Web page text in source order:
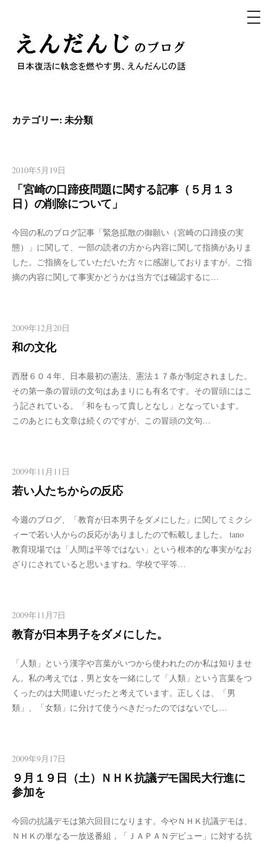
ン
テ
へ
メ
ニ
カテゴリー: 未分類
2010年5月19日
「宮崎の口蹄疫問題に関する記事（５月１３
日）の削除について」
今回の私のブログ記事「緊急拡散の御願い（宮崎の口蹄疫の実
態）」に関して、一部の読者の方から内容に関して指摘がありま
した。ご指摘をしていただいた方々に感謝しておりますが、ご指
摘の内容に関して事実かどうかは当方では確認するに…
2009年12月20日
和の文化
西暦６０４年、日本最初の憲法、憲法１７条が制定されました。
その第一条の冒頭の文句はあまりにも有名です。その冒頭にはこ
う記されている。「和をもって貴しとなし」となっています。
このあとにも文章は続くのですが、この冒頭の文句…
2009年11月11日
若い人たちからの反応
今週のブログ、「教育が日本男子をダメにした」に関してミクシ
ィーで若い人からの反応がありましたので転載しました。 tano
教育現場では「人間は平等ではない」という根本的な事実がなお
ざりにされていると思いますね。学校で平等…
2009年11月7日
教育が日本男子をダメにした。
「人類」という漢字や言葉がいつから使われたのか私は知りませ
ん。私の考えでは，男と女を一緒にして「人類」という言葉をつ
くったのは大間違いだったと考えています。正しくは、「男
類」、「女類」に分けて使うべきだったのではないでし…
2009年9月17日
９月１９日（土）ＮＨＫ抗議デモ国民大行進に
参加を
今回の抗議デモは第六回目になります。今やＮＨＫ抗議デモは、
ＮＨＫの単なる一放送番組，「ＪＡＰＡＮデビュー」に対する抗